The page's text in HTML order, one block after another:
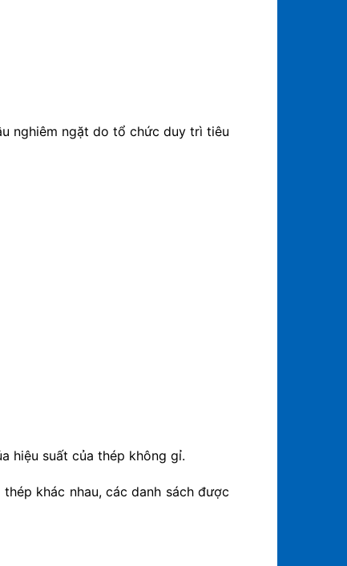
nghiêm ngặt do tổ chức duy trì tiêu
hiệu suất của thép không gỉ.
khác nhau, các danh sách được